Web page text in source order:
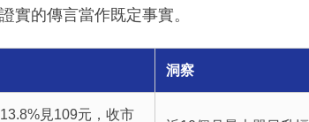
實的傳言當作既定事實。
洞察
見109元，收市